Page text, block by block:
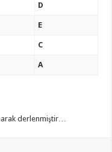
D
E
C
A
derlenmiştir…